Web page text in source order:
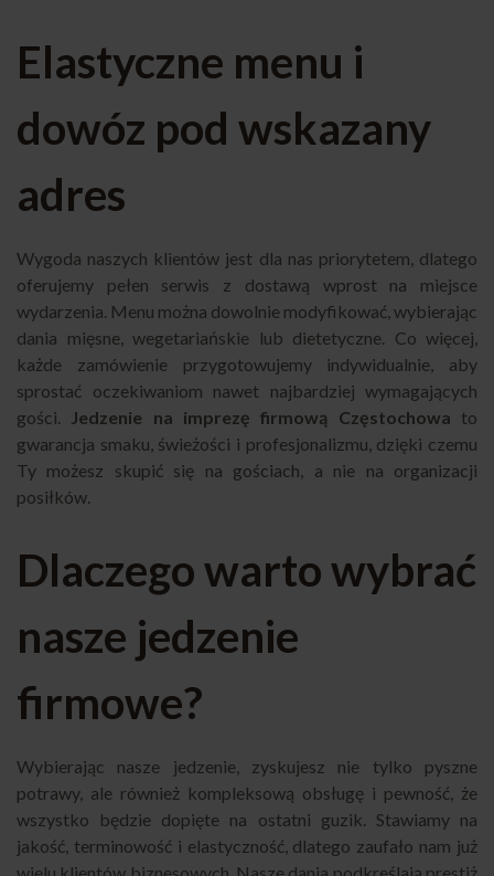
Elastyczne menu i
dowóz pod wskazany
adres
Wygoda naszych klientów jest dla nas priorytetem, dlatego
oferujemy pełen serwis z dostawą wprost na miejsce
wydarzenia. Menu można dowolnie modyfikować, wybierając
dania mięsne, wegetariańskie lub dietetyczne. Co więcej,
każde zamówienie przygotowujemy indywidualnie, aby
sprostać oczekiwaniom nawet najbardziej wymagających
gości.
Jedzenie na imprezę firmową Częstochowa to
gwarancja smaku, świeżości i profesjonalizmu, dzięki czemu
Ty możesz skupić się na gościach, a nie na organizacji
posiłków.
Dlaczego warto wybrać
nasze jedzenie
firmowe?
Wybierając nasze jedzenie, zyskujesz nie tylko pyszne
potrawy, ale również kompleksową obsługę i pewność, że
wszystko będzie dopięte na ostatni guzik. Stawiamy na
jakość, terminowość i elastyczność, dlatego zaufało nam już